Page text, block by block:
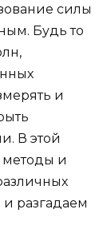
силы
Будь то
и
В этой
методы и
разгадаем